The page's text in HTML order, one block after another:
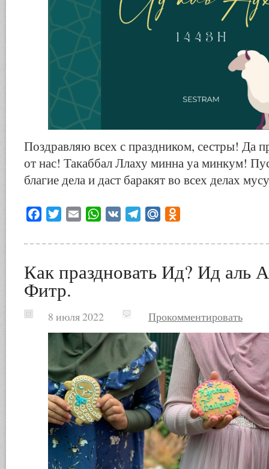
Поздравляю всех с праздником, сестры! Да
от нас! Такаббал Ллаху минна уа минкум!
благие дела и даст баракят во всех делах
Facebook
Twitter Email WhatsApp
VK TelegramMail.Ru
Как праздновать Ид? Ид аль
Фитр.
8 июля 2022 Прокомментировать